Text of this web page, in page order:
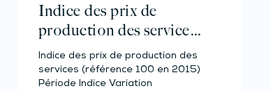
Indice des prix de
production des services
– Année 2023
Indice des prix de production des
services (référence 100 en 2015)
Période Indice Variation